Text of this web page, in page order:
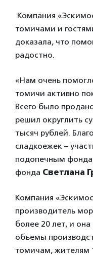
Компания
томичами и
доказала, что
радостно.
«Нам очень
томичи активно
Всего было
решил округлить
тысяч рублей.
сладкоежек –
подопечным
фонда Светлана
Компания
производитель
более 20 лет, и
объемы
томичам, жителям